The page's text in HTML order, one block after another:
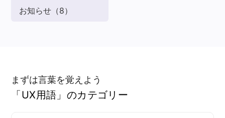
お知らせ （8）
まずは言葉を覚えよう
「UX用語」のカテゴリー